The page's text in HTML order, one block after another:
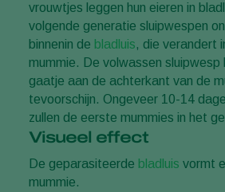
vrouwtjes leggen hun eieren in
volgende generatie sluipwespen
binnenin de bladluis, die verandert
mummie. De volwassen sluipwesp
gaatje aan de achterkant van de
tevoorschijn. Ongeveer 10-14
zullen de eerste mummies in het
Visueel effect
De geparasiteerde bladluis vormt
mummie.